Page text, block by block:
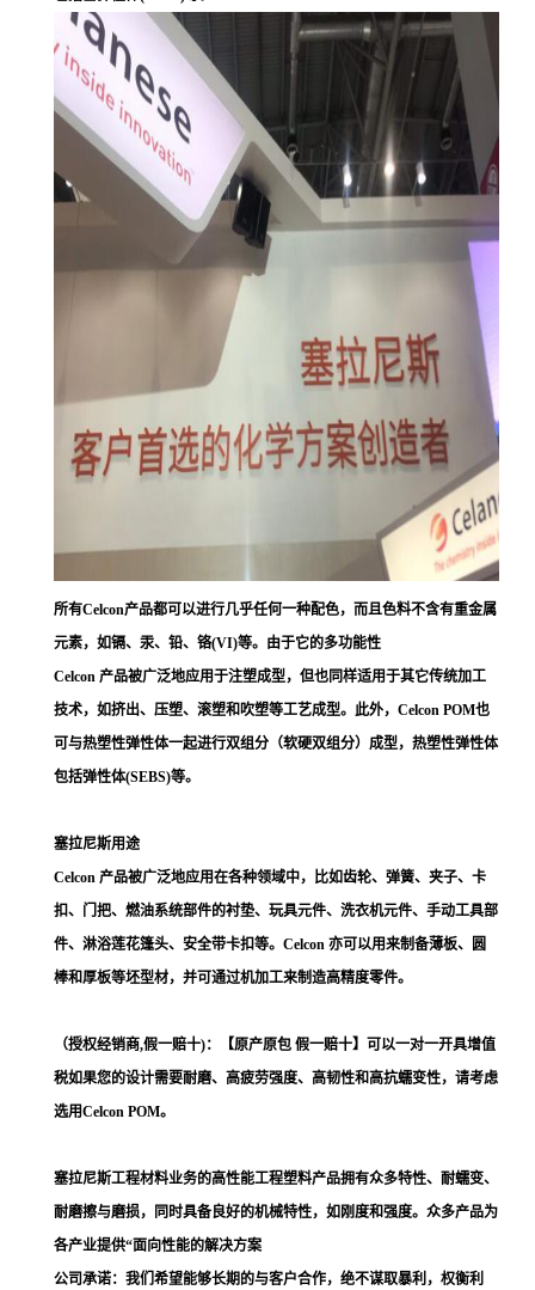
所有Celcon产品都可以进行几乎任何一种配色，而且色料不含有重金属
元素，如镉、汞、铅、铬(VI)等。由于它的多功能性
Celcon 产品被广泛地应用于注塑成型，但也同样适用于其它传统加工
技术，如挤出、压塑、滚塑和吹塑等工艺成型。此外，Celcon POM也
可与热塑性弹性体一起进行双组分（软硬双组分）成型，热塑性弹性体
包括弹性体(SEBS)等。
塞拉尼斯用途
Celcon 产品被广泛地应用在各种领域中，比如齿轮、弹簧、夹子、卡
扣、门把、燃油系统部件的衬垫、玩具元件、洗衣机元件、手动工具部
件、淋浴莲花篷头、安全带卡扣等。Celcon 亦可以用来制备薄板、圆
棒和厚板等坯型材，并可通过机加工来制造高精度零件。
（授权经销商,假一赔十)：【原产原包 假一赔十】可以一对一开具增值
税如果您的设计需要耐磨、高疲劳强度、高韧性和高抗蠕变性，请考虑
选用Celcon POM。
塞拉尼斯工程材料业务的高性能工程塑料产品拥有众多特性、耐蠕变、
耐磨擦与磨损，同时具备良好的机械特性，如刚度和强度。众多产品为
各产业提供“面向性能的解决方案
公司承诺：我们希望能够长期的与客户合作，绝不谋取暴利，权衡利